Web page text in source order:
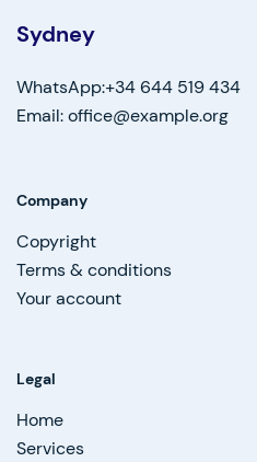
Sydney
WhatsApp:+34 644 519 434
Email: office@example.org
Company
Copyright
Terms & conditions
Your account
Legal
Home
Services